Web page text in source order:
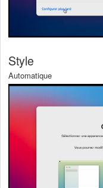
Style
Automatique